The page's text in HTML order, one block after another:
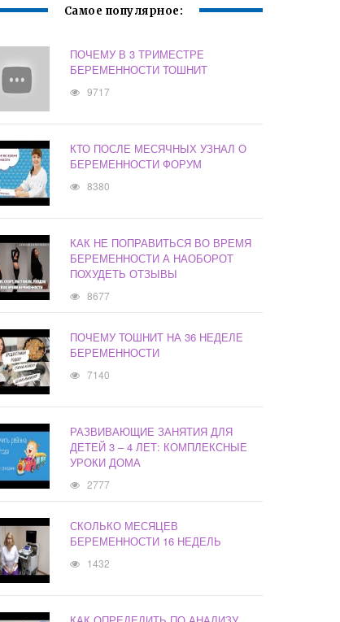
Самое популярное:
ПОЧЕМУ В 3 ТРИМЕСТРЕ
БЕРЕМЕННОСТИ ТОШНИТ
9717
КТО ПОСЛЕ МЕСЯЧНЫХ УЗНАЛ О
БЕРЕМЕННОСТИ ФОРУМ
8380
КАК НЕ ПОПРАВИТЬСЯ ВО ВРЕМЯ
БЕРЕМЕННОСТИ А НАОБОРОТ
ПОХУДЕТЬ ОТЗЫВЫ
8677
ПОЧЕМУ ТОШНИТ НА 36 НЕДЕЛЕ
БЕРЕМЕННОСТИ
7140
РАЗВИВАЮЩИЕ ЗАНЯТИЯ ДЛЯ
ДЕТЕЙ 3 – 4 ЛЕТ: КОМПЛЕКСНЫЕ
УРОКИ ДОМА
2777
СКОЛЬКО МЕСЯЦЕВ
БЕРЕМЕННОСТИ 16 НЕДЕЛЬ
1432